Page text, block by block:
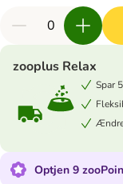
zooplus Relax
Spar
Optjen 9